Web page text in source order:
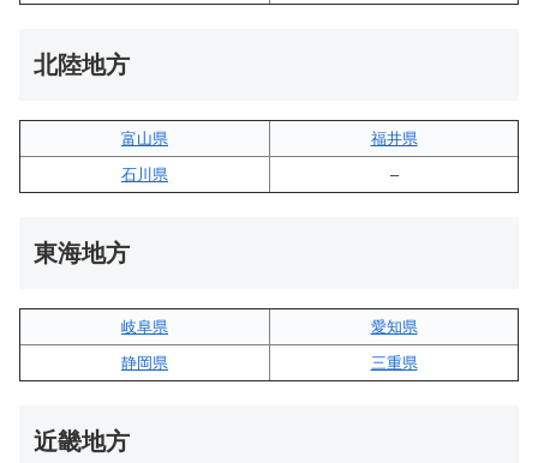
北陸地方
富山県
福井県
石川県
–
東海地方
岐阜県
愛知県
静岡県
三重県
近畿地方